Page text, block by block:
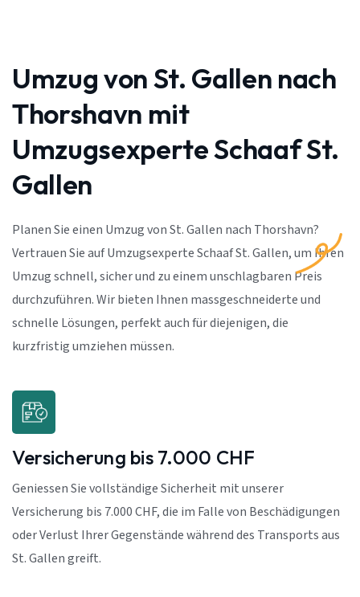
Umzug von St. Gallen nach
Thorshavn mit
Umzugsexperte Schaaf St.
Gallen
Planen Sie einen Umzug von St. Gallen nach Thorshavn?
Vertrauen Sie auf Umzugsexperte Schaaf St. Gallen, um Ihren
Umzug schnell, sicher und zu einem unschlagbaren Preis
durchzuführen. Wir bieten Ihnen massgeschneiderte und
schnelle Lösungen, perfekt auch für diejenigen, die
kurzfristig umziehen müssen.
Versicherung bis 7.000 CHF
Geniessen Sie vollständige Sicherheit mit unserer
Versicherung bis 7.000 CHF, die im Falle von Beschädigungen
oder Verlust Ihrer Gegenstände während des Transports aus
St. Gallen greift.